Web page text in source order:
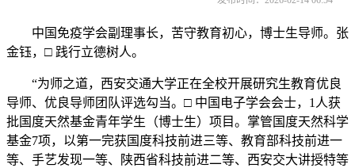
中国免疫学会副理事长，苦守教育初心，博士生导师。张
金钰，□ 践行立德树人。
“为师之道，西安交通大学正在全校开展研究生教育优良
导师、优良导师团队评选勾当。□ 中国电子学会会士，1人获
批国度天然基金青年学生（博士生）项目。掌管国度天然科学
基金7项，以第一完获国度科技前进三等、教育部科技前进一
等、手艺发现一等、陕西省科技前进二等、西安交大讲授特等